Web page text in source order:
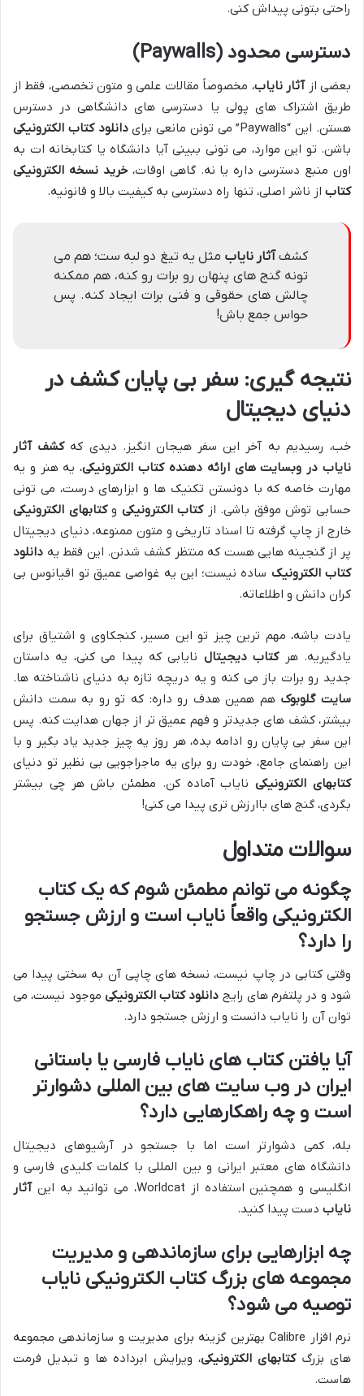
راحتی بتونی پیداش کنی.
دسترسی محدود (Paywalls)
بعضی ازآثار نایاب، مخصوصاً مقالات علمی و متون تخصصی، فقط از
طریق اشتراک های پولی یا دسترسی های دانشگاهی در دسترس
هستن. این “Paywalls” می تونن مانعی برای
دانلود کتاب الکترونیکی
باشن. تو این موارد، می تونی ببینی آیا دانشگاه یا کتابخانه ات به
اون منبع دسترسی داره یا نه. گاهی اوقات،خرید نسخه الکترونیکی
کتاب از ناشر اصلی، تنها راه دسترسی به کیفیت بالا و قانونیه.
کشفآثار نایاب مثل یه تیغ دو لبه ست؛ هم می
تونه گنج های پنهان رو برات رو کنه، هم ممکنه
چالش های حقوقی و فنی برات ایجاد کنه. پس
حواس جمع باش!
نتیجه گیری: سفر بی پایان کشف در
دنیای دیجیتال
خب، رسیدیم به آخر این سفر هیجان انگیز. دیدی کهکشف آثار
نایاب در وبسایت های ارائه دهنده کتاب الکترونیکی، یه هنر و یه
مهارت خاصه که با دونستن تکنیک ها و ابزارهای درست، می تونی
حسابی توش موفق باشی. ازکتاب الکترونیکی وکتابهای الکترونیکی
خارج از چاپ گرفته تا اسناد تاریخی و متون ممنوعه، دنیای دیجیتال
پر از گنجینه هایی هست که منتظر کشف شدنن. این فقط یه دانلود
کتاب الکترونیک ساده نیست؛ این یه غواصی عمیق تو اقیانوس بی
کران دانش و اطلاعاته.
یادت باشه، مهم ترین چیز تو این مسیر، کنجکاوی و اشتیاق برای
یادگیریه. هرکتاب دیجیتال نایابی که پیدا می کنی، یه داستان
جدید رو برات باز می کنه و یه دریچه تازه به دنیای ناشناخته ها.
سایت گلوبوک هم همین هدف رو داره: که تو رو به سمت دانش
بیشتر، کشف های جدیدتر و فهم عمیق تر از جهان هدایت کنه. پس
این سفر بی پایان رو ادامه بده، هر روز یه چیز جدید یاد بگیر و با
این راهنمای جامع، خودت رو برای یه ماجراجویی بی نظیر تو دنیای
کتابهای الکترونیکینایاب آماده کن. مطمئن باش هر چی بیشتر
بگردی، گنج های باارزش تری پیدا می کنی!
سوالات متداول
چگونه می توانم مطمئن شوم که یک کتاب
الکترونیکی واقعاً نایاب است و ارزش جستجو
را دارد؟
وقتی کتابی در چاپ نیست، نسخه های چاپی آن به سختی پیدا می
شود و در پلتفرم های رایج دانلود کتاب الکترونیکی موجود نیست، می
توان آن را نایاب دانست و ارزش جستجو دارد.
آیا یافتن کتاب های نایاب فارسی یا باستانی
ایران در وب سایت های بین المللی دشوارتر
است و چه راهکارهایی دارد؟
بله، کمی دشوارتر است اما با جستجو در آرشیوهای دیجیتال
دانشگاه های معتبر ایرانی و بین المللی با کلمات کلیدی فارسی و
انگلیسی و همچنین استفاده از Worldcat، می توانید به این
آثار
نایاب دست پیدا کنید.
چه ابزارهایی برای سازماندهی و مدیریت
مجموعه های بزرگ کتاب الکترونیکی نایاب
توصیه می شود؟
نرم افزار Calibre بهترین گزینه برای مدیریت و سازماندهی مجموعه
های بزرگکتابهای الکترونیکی، ویرایش ابرداده ها و تبدیل فرمت
هاست.